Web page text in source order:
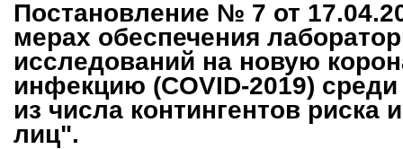
Постановление № 7 от
мерах обеспечения
исследований на новую
инфекцию (COVID-2019)
из числа контингентов риска
лиц".